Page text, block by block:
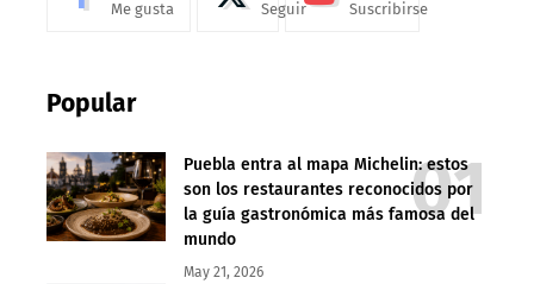
Me gusta Seguir Suscribirse
Popular
Puebla entra al mapa Michelin: estos
son los restaurantes reconocidos por
la guía gastronómica más famosa del
mundo
May 21, 2026